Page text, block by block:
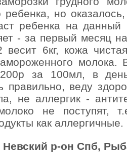
ребенка, но
ребенка на
- за первый месяц
весит 6кг, кожа
молока.
200р за 100мл, в
правильно, веду
не аллергик -
не поступят,
как аллергичные.
Невский р-он Спб,